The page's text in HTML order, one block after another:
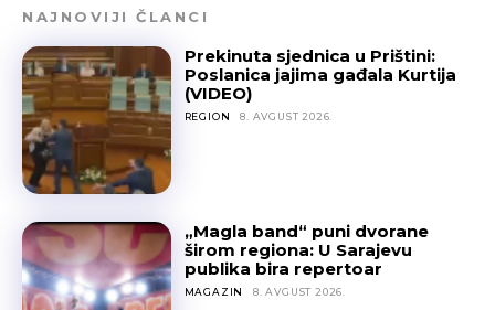
NAJNOVIJI ČLANCI
Prekinuta sjednica u Prištini:
Poslanica jajima gađala Kurtija
(VIDEO)
REGION 8. AVGUST 2026.
„Magla band“ puni dvorane
širom regiona: U Sarajevu
publika bira repertoar
MAGAZIN 8. AVGUST 2026.